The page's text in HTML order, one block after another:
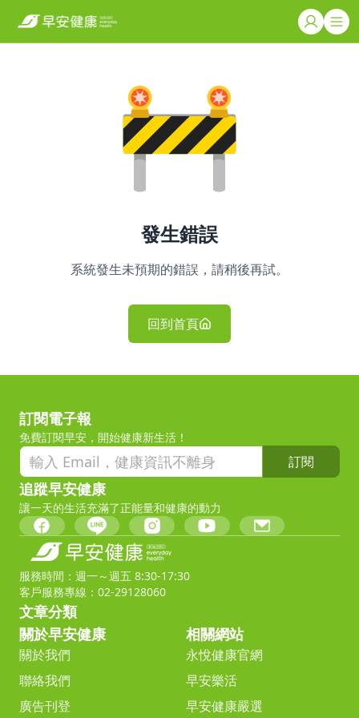
發生錯誤
系統發生未預期的錯誤，請稍後再試。
回到首頁
訂閱電子報
免費訂閱早安，開始健康新生活！
訂閱
追蹤早安健康
讓一天的生活充滿了正能量和健康的動力
服務時間：週一～週五 8:30-17:30
客戶服務專線：02-29128060
文章分類
關於早安健康
關於我們
聯絡我們
廣告刊登
相關網站
永悅健康官網
早安樂活
早安健康嚴選